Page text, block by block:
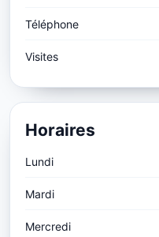
Téléphone
Visites
Horaires
Lundi
Mardi
Mercredi